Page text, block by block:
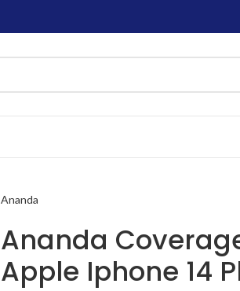
Ananda
Ananda
Apple Iphone 14